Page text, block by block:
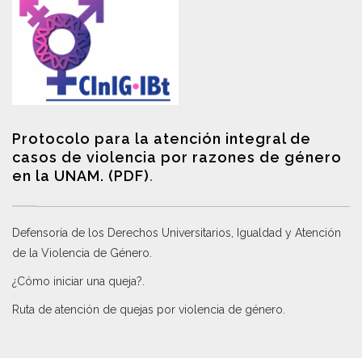
Protocolo para la atención integral de
casos de violencia por razones de género
en la UNAM. (PDF).
Defensoría de los Derechos Universitarios, Igualdad y Atención
de la Violencia de Género
¿Cómo iniciar una queja?
Ruta de atención de quejas por violencia de género